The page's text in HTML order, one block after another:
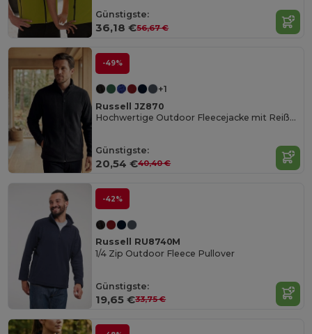
Günstigste:
36,18 €56,67 €
-49%
+1
Russell JZ870
Hochwertige Outdoor Fleecejacke mit Reißverschluss
Günstigste:
20,54 €40,40 €
-42%
Russell RU8740M
1/4 Zip Outdoor Fleece Pullover
Günstigste:
19,65 €33,75 €